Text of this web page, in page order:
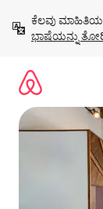
ಹೋಗಿ
ಕೆಲವು
ಭಾಷೆಯನ್ನು